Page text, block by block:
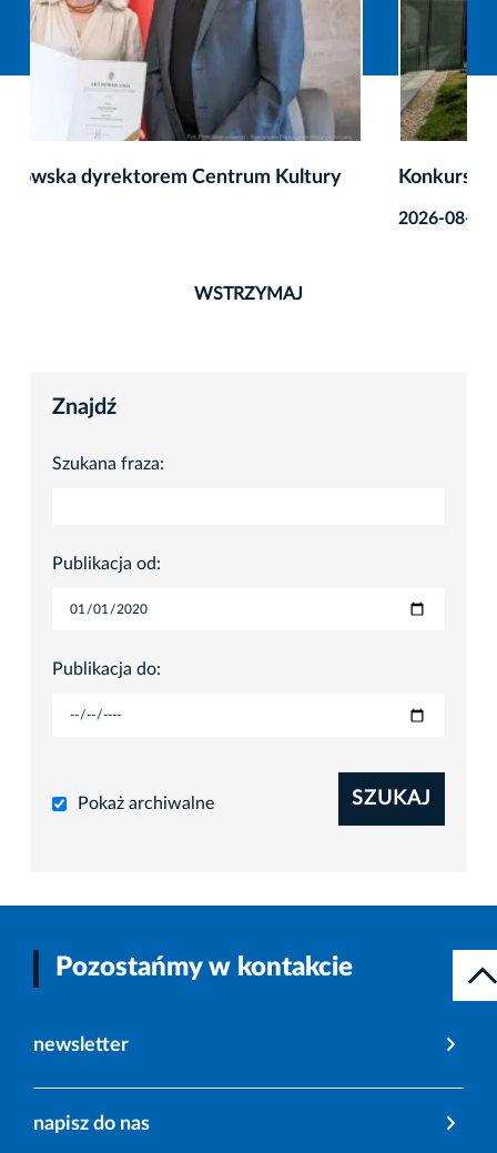
Konkurs na dyrektora MOCAK-u
WSTRZYMAJ
Znajdź
Szukana fraza:
Publikacja od:
Publikacja do:
Pokaż archiwalne SZUKAJ
Pozostańmy w kontakcie
newsletter
napisz do nas